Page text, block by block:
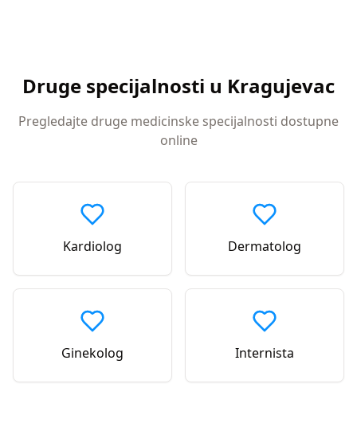
Druge specijalnosti u Kragujevac
Pregledajte druge medicinske specijalnosti dostupne
online
Kardiolog Dermatolog
Ginekolog Internista